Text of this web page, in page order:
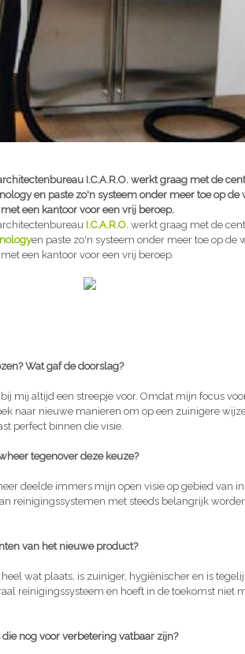
I.C.A.R.O. werkt graag met de
en paste zo'n systeem onder meer toe op de
een kantoor voor een vrij beroep.
I.C.A.R.O. werkt graag met de
en paste zo'n systeem onder meer toe op de
een kantoor voor een vrij beroep.
Wat gaf de doorslag?
mij altijd een streepje voor. Omdat mijn focus
naar nieuwe manieren om op een zuinigere
perfect binnen die visie.
tegenover deze keuze?
deelde immers mijn open visie op gebied van
reinigingssystemen met steeds belangrijk
van het nieuwe product?
wat plaats, is zuiniger, hygiënischer en is
reinigingssysteem en hoeft in de toekomst niet
nog voor verbetering vatbaar zijn?